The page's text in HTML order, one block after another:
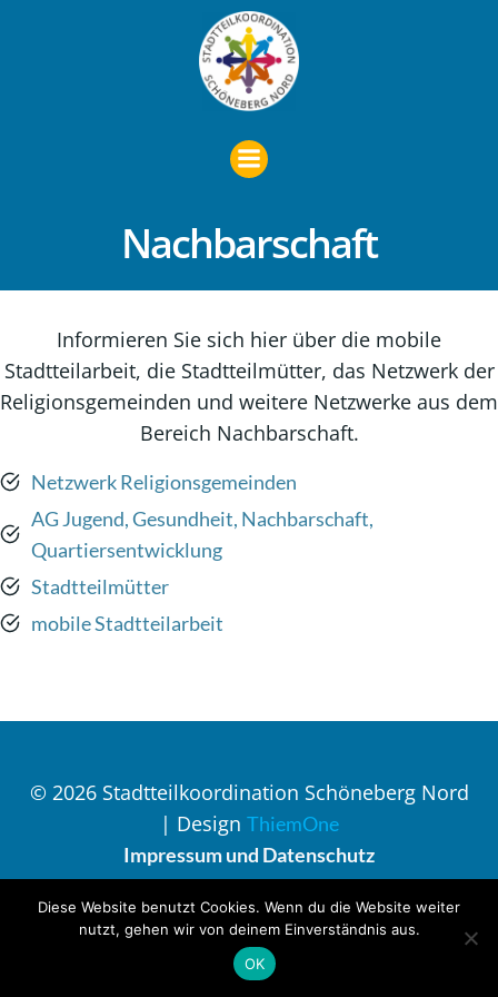
Zum
Inhalt
springen
Nachbarschaft
Informieren Sie sich hier über die mobile
Stadtteilarbeit, die Stadtteilmütter, das Netzwerk der
Religionsgemeinden und weitere Netzwerke aus dem
Bereich Nachbarschaft.
Netzwerk Religionsgemeinden
AG Jugend, Gesundheit, Nachbarschaft,
Quartiersentwicklung
Stadtteilmütter
mobile Stadtteilarbeit
© 2026 Stadtteilkoordination Schöneberg Nord
| Design ThiemOne
Impressum und Datenschutz
Diese Website benutzt Cookies. Wenn du die Website weiter
nutzt, gehen wir von deinem Einverständnis aus.
OK